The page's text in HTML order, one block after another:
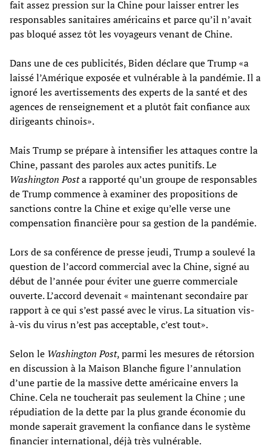
fait assez pression sur la Chine pour laisser entrer les
responsables sanitaires américains et parce qu’il n’avait
pas bloqué assez tôt les voyageurs venant de Chine.
Dans une de ces publicités, Biden déclare que Trump «a
laissé l’Amérique exposée et vulnérable à la pandémie. Il a
ignoré les avertissements des experts de la santé et des
agences de renseignement et a plutôt fait confiance aux
dirigeants chinois».
Mais Trump se prépare à intensifier les attaques contre la
Chine, passant des paroles aux actes punitifs. Le
Washington Posta rapporté qu’un groupe de responsables
de Trump commence à examiner des propositions de
sanctions contre la Chine et exige qu’elle verse une
compensation financière pour sa gestion de la pandémie.
Lors de sa conférence de presse jeudi, Trump a soulevé la
question de l’accord commercial avec la Chine, signé au
début de l’année pour éviter une guerre commerciale
ouverte. L’accord devenait « maintenant secondaire par
rapport à ce qui s’est passé avec le virus. La situation vis-
à-vis du virus n’est pas acceptable, c’est tout».
Selon le Washington Post, parmi les mesures de rétorsion
en discussion à la Maison Blanche figure l’annulation
d’une partie de la massive dette américaine envers la
Chine. Cela ne toucherait pas seulement la Chine ; une
répudiation de la dette par la plus grande économie du
monde saperait gravement la confiance dans le système
financier international, déjà très vulnérable.